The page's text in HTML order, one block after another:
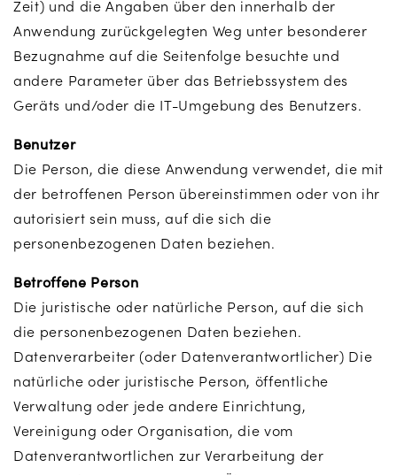
Zeit) und die Angaben über den innerhalb der
Anwendung zurückgelegten Weg unter besonderer
Bezugnahme auf die Seitenfolge besuchte und
andere Parameter über das Betriebssystem des
Geräts und/oder die IT-Umgebung des Benutzers.
Benutzer
Die Person, die diese Anwendung verwendet, die mit
der betroffenen Person übereinstimmen oder von ihr
autorisiert sein muss, auf die sich die
personenbezogenen Daten beziehen.
Betroffene Person
Die juristische oder natürliche Person, auf die sich
die personenbezogenen Daten beziehen.
Datenverarbeiter (oder Datenverantwortlicher) Die
natürliche oder juristische Person, öffentliche
Verwaltung oder jede andere Einrichtung,
Vereinigung oder Organisation, die vom
Datenverantwortlichen zur Verarbeitung der